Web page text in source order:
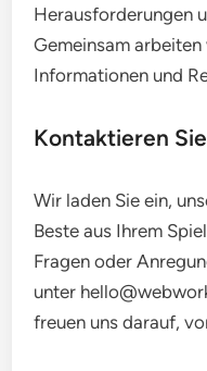
Herausforderungen
Gemeinsam
Informationen und
Kontaktieren
Wir laden Sie ein,
Beste aus Ihrem
Fragen oder
unter
freuen uns darauf,